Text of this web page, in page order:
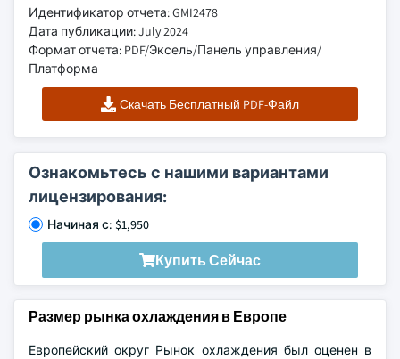
Идентификатор отчета: GMI2478
Дата публикации: July 2024
Формат отчета: PDF/Эксель/Панель управления/
Платформа
Скачать Бесплатный PDF-Файл
Ознакомьтесь с нашими вариантами
лицензирования:
Начиная с: $1,950
Купить Сейчас
Размер рынка охлаждения в Европе
Европейский округ Рынок охлаждения был оценен в